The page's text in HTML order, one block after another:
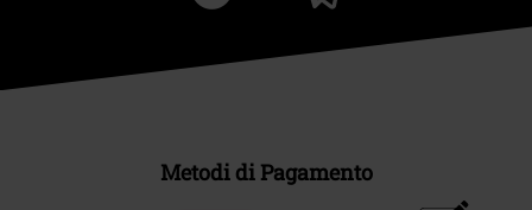
Metodi di Pagamento